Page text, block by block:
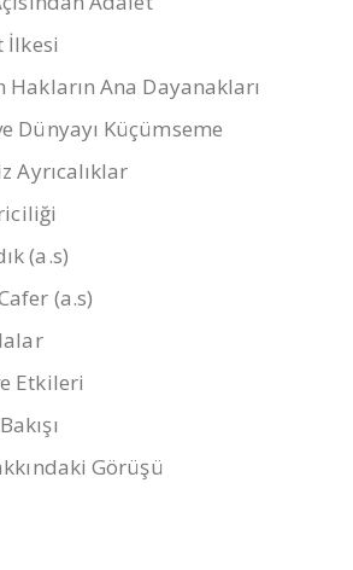
İlkesi
Hakların Ana Dayanakları
Dünyayı Küçümseme
Ayrıcalıklar
(a.s)
(a.s)
Etkileri
Görüşü